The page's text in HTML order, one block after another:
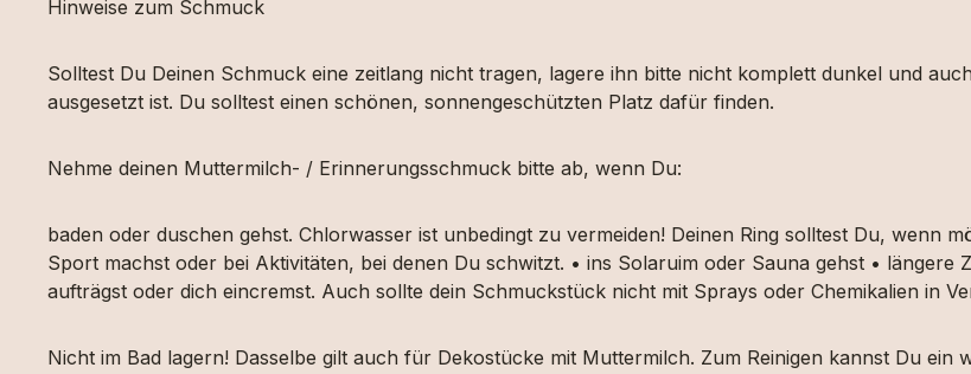
Hinweise zum Schmuck
Solltest Du Deinen Schmuck eine zeitlang nicht tragen, lagere ihn bitte nicht komplett dunkel und
ausgesetzt ist. Du solltest einen schönen, sonnengeschützten Platz dafür finden.
Nehme deinen Muttermilch- / Erinnerungsschmuck bitte ab, wenn Du:
baden oder duschen gehst. Chlorwasser ist unbedingt zu vermeiden! Deinen Ring solltest Du, wenn
Sport machst oder bei Aktivitäten, bei denen Du schwitzt. • ins Solaruim oder Sauna gehst •
aufträgst oder dich eincremst. Auch sollte dein Schmuckstück nicht mit Sprays oder Chemikalien in
Nicht im Bad lagern! Dasselbe gilt auch für Dekostücke mit Muttermilch. Zum Reinigen kannst Du